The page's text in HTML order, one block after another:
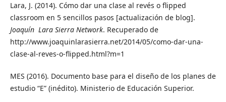
Lara, J. (2014). Cómo dar una clase al revés o flipped
classroom en 5 sencillos pasos [actualización de blog].
Joaquín Lara Sierra Network. Recuperado de
http://www.joaquinlarasierra.net/2014/05/como-dar-una-
clase-al-reves-o-flipped.html?m=1
MES (2016). Documento base para el diseño de los planes de
estudio “E” (inédito). Ministerio de Educación Superior.